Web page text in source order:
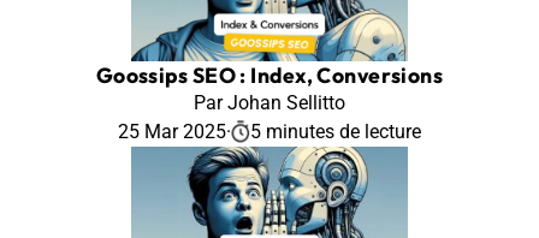
Goossips SEO : Index, Conversions
Par Johan Sellitto
25 Mar 2025· 5 minutes de lecture